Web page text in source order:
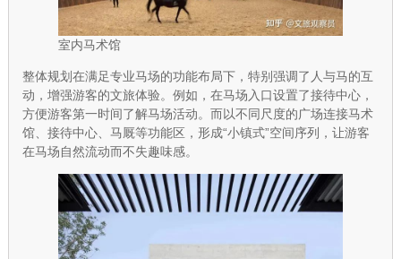
室内马术馆
整体规划在满足专业马场的功能布局下，特别强调了人与马的互
动，增强游客的文旅体验。例如，在马场入口设置了接待中心，
方便游客第一时间了解马场活动。而以不同尺度的广场连接马术
馆、接待中心、马厩等功能区，形成“小镇式”空间序列，让游客
在马场自然流动而不失趣味感。